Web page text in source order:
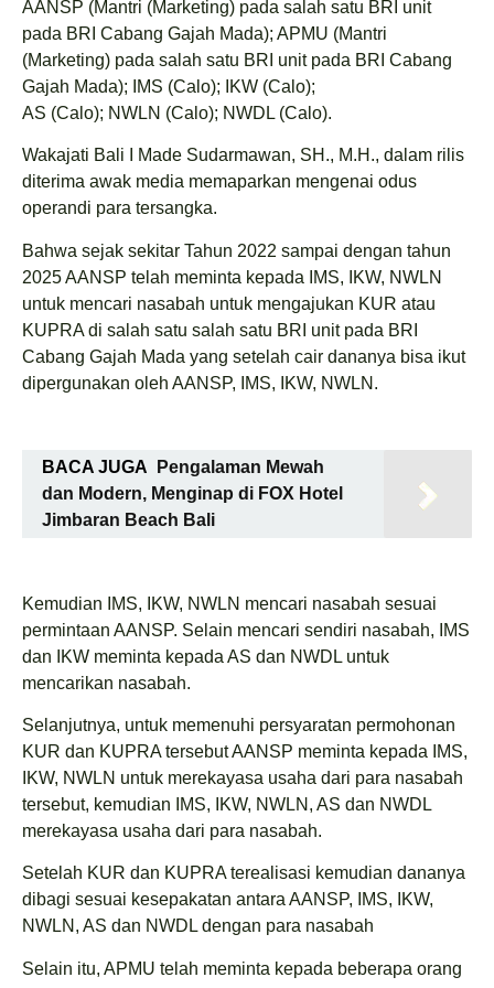
AANSP (Mantri (Marketing) pada salah satu BRI unit
pada BRI Cabang Gajah Mada); APMU (Mantri
(Marketing) pada salah satu BRI unit pada BRI Cabang
Gajah Mada); IMS (Calo); IKW (Calo);
AS (Calo); NWLN (Calo); NWDL (Calo).
Wakajati Bali I Made Sudarmawan, SH., M.H., dalam rilis
diterima awak media memaparkan mengenai odus
operandi para tersangka.
Bahwa sejak sekitar Tahun 2022 sampai dengan tahun
2025 AANSP telah meminta kepada IMS, IKW, NWLN
untuk mencari nasabah untuk mengajukan KUR atau
KUPRA di salah satu salah satu BRI unit pada BRI
Cabang Gajah Mada yang setelah cair dananya bisa ikut
dipergunakan oleh AANSP, IMS, IKW, NWLN.
BACA JUGA
Pengalaman Mewah
dan Modern, Menginap di FOX Hotel
Jimbaran Beach Bali
Kemudian IMS, IKW, NWLN mencari nasabah sesuai
permintaan AANSP. Selain mencari sendiri nasabah, IMS
dan IKW meminta kepada AS dan NWDL untuk
mencarikan nasabah.
Selanjutnya, untuk memenuhi persyaratan permohonan
KUR dan KUPRA tersebut AANSP meminta kepada IMS,
IKW, NWLN untuk merekayasa usaha dari para nasabah
tersebut, kemudian IMS, IKW, NWLN, AS dan NWDL
merekayasa usaha dari para nasabah.
Setelah KUR dan KUPRA terealisasi kemudian dananya
dibagi sesuai kesepakatan antara AANSP, IMS, IKW,
NWLN, AS dan NWDL dengan para nasabah
Selain itu, APMU telah meminta kepada beberapa orang